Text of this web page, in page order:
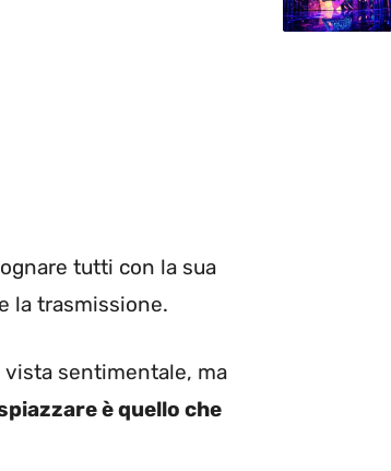
tutti con la sua
la trasmissione.
sentimentale, ma
è quello che